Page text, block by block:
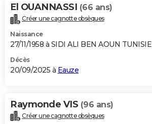
El OUANNASSI (66 ans)
Créer une cagnotte obsèques
Naissance
27/11/1958 à SIDI ALI BEN AOUN TUNISIE
Décès
20/09/2025 à Eauze
Raymonde VIS (96 ans)
Créer une cagnotte obsèques